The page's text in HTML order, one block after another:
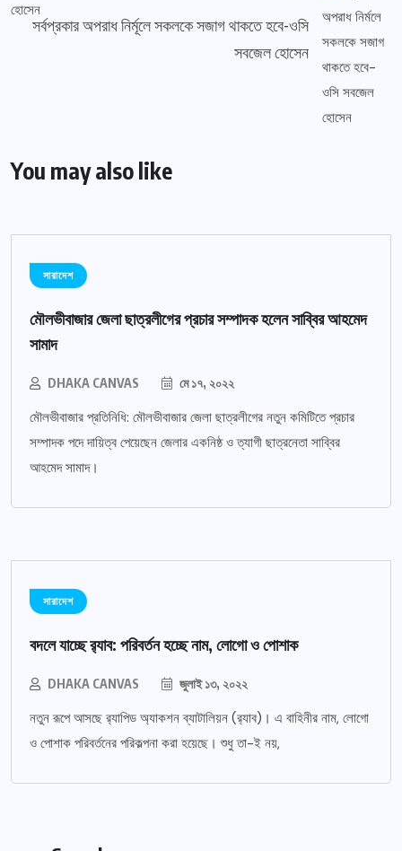
সর্বপ্রকার অপরাধ নির্মূলে সকলকে সজাগ থাকতে হবে-ওসি
সবজেল হোসেন
You may also like
সারাদেশ
মৌলভীবাজার জেলা ছাত্রলীগের প্রচার সম্পাদক হলেন সাব্বির আহমেদ
সামাদ
DHAKA CANVAS মে ১৭, ২০২২
মৌলভীবাজার প্রতিনিধি: মৌলভীবাজার জেলা ছাত্রলীগের নতুন কমিটিতে প্রচার
সম্পাদক পদে দায়িত্ব পেয়েছেন জেলার একনিষ্ঠ ও ত্যাগী ছাত্রনেতা সাব্বির
আহমেদ সামাদ।
সারাদেশ
বদলে যাচ্ছে র‌্যাব: পরিবর্তন হচ্ছে নাম, লোগো ও পোশাক
DHAKA CANVAS জুলাই ১৩, ২০২২
নতুন রূপে আসছে র‌্যাপিড অ্যাকশন ব্যাটালিয়ন (র‌্যাব)। এ বাহিনীর নাম, লোগো
ও পোশাক পরিবর্তনের পরিকল্পনা করা হয়েছে। শুধু তা-ই নয়,